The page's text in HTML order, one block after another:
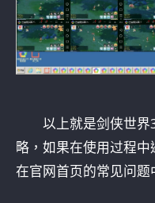
以上就是剑侠世界
略，如果在使用过程
在官网首页的常见问题